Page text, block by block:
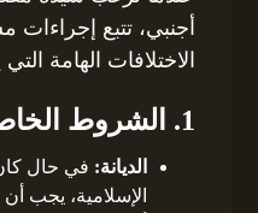
أجنبي، تتبع
الاختلافات الهامة التي
1. الشروط الخاصة بالطرف الأجنبي
الديانة: في حال
الإسلامية، يجب